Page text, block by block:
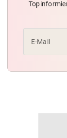
E-Mail